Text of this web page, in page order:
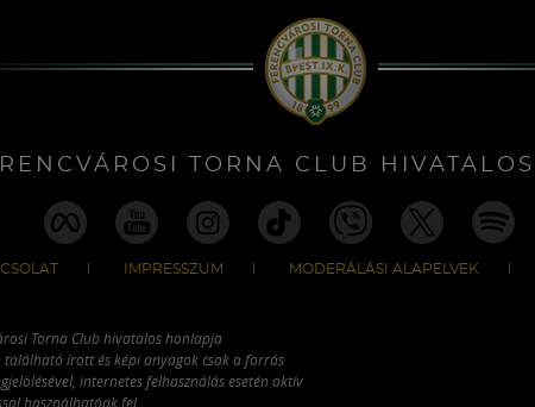
TORNA CLUB
IMPRESSZUM MODERÁLÁSI ALAPELVEK
Torna Club hivatalos honlapja
található írott és képi anyagok csak a forrás
internetes felhasználás esetén aktív
használhatóak fel.